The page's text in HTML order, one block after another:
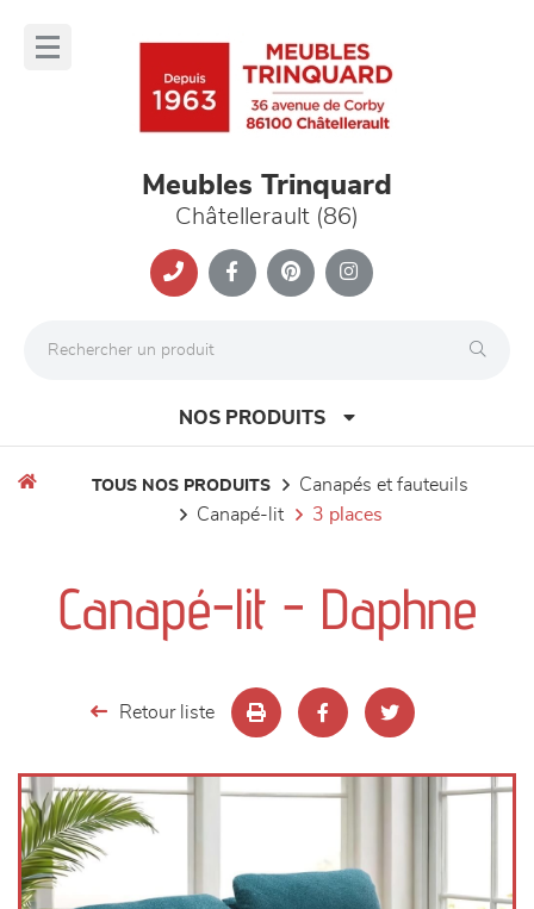
Meubles Trinquard
Châtellerault (86)
NOS PRODUITS
séjours
chambres et dressing
literie
décoration
TOUS NOS PRODUITS
canapés et fauteuils
canapé-lit
3 places
Canapé-lit - Daphne
Retour liste